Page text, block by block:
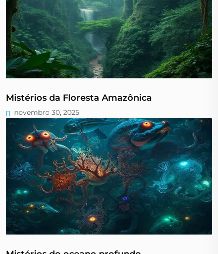
Mistérios da Floresta Amazônica
novembro 30, 2025